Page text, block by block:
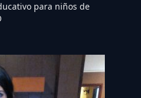
para niños de